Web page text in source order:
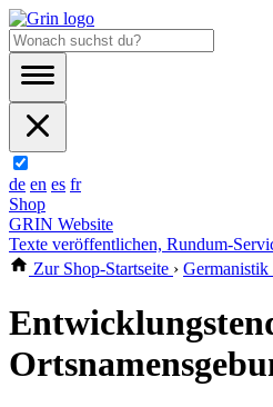
de en es fr
Shop
GRIN Website
Texte veröffentlichen, Rundum-
Zur Shop-Startseite ›